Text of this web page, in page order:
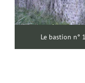
Le bastion n° 1